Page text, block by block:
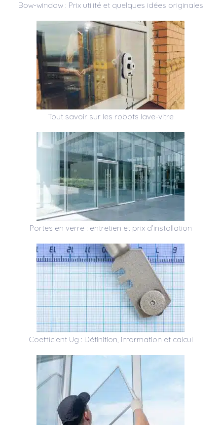
Bow-window : Prix utilité et quelques idées originales
Tout savoir sur les robots lave-vitre
Portes en verre : entretien et prix d’installation
Coefficient Ug : Définition, information et calcul